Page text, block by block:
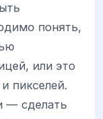
понять,
или это
пикселей.
— сделать